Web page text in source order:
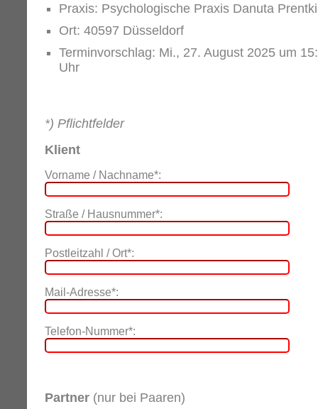
Praxis: Psychologische Praxis Danuta Prentki
Ort: 40597 Düsseldorf
Terminvorschlag: Mi., 27. August 2025 um
Uhr
*) Pflichtfelder
Klient
Vorname / Nachname*:
Straße / Hausnummer*:
Postleitzahl / Ort*:
Mail-Adresse*:
Telefon-Nummer*:
Partner (nur bei Paaren)